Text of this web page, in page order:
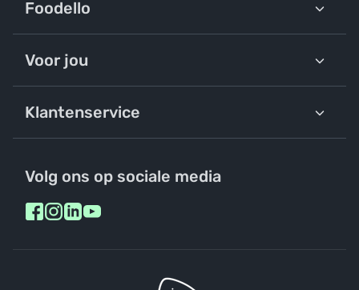
Foodello
Voor jou
Klantenservice
Volg ons op sociale media